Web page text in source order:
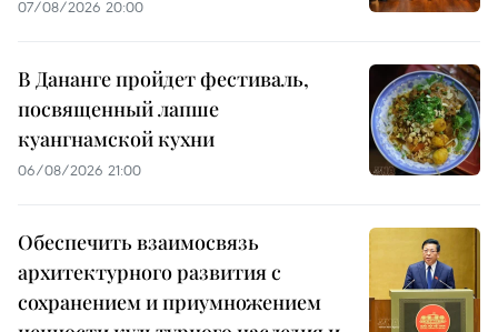
07/08/2026 20:00
В Дананге пройдет фестиваль,
посвященный лапше
куангнамской кухни
06/08/2026 21:00
Обеспечить взаимосвязь
архитектурного развития с
сохранением и приумножением